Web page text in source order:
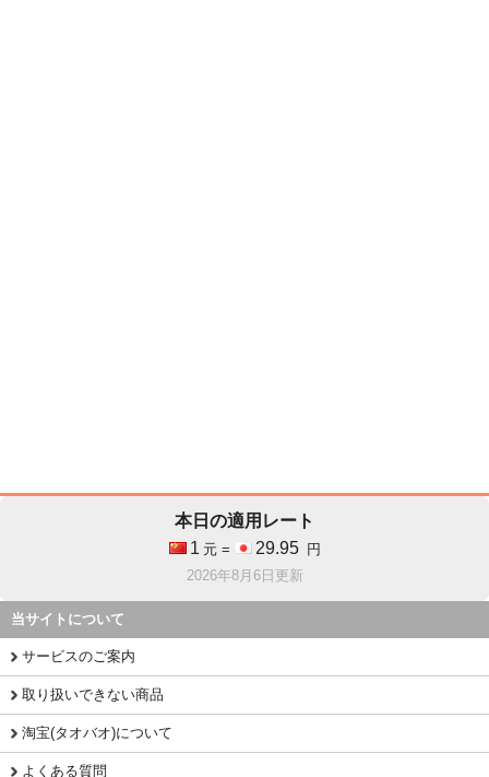
本日の適用レート
1 元 = 29.95
円
2026年8月6日更新
当サイトについて
サービスのご案内
取り扱いできない商品
淘宝(タオバオ)について
よくある質問